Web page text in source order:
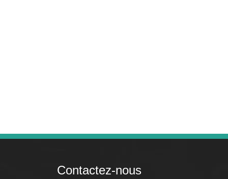
Contactez-nous